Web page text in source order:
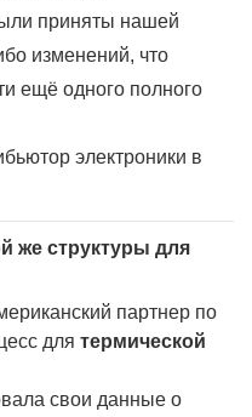
приняты нашей
изменений, что
ещё одного полного
электроники в
же структуры для
партнер по
для термической
свои данные о